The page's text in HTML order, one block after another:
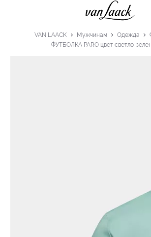
VAN LAACK Мужчинам Одежда
ФУТБОЛКА PARO цвет светло-